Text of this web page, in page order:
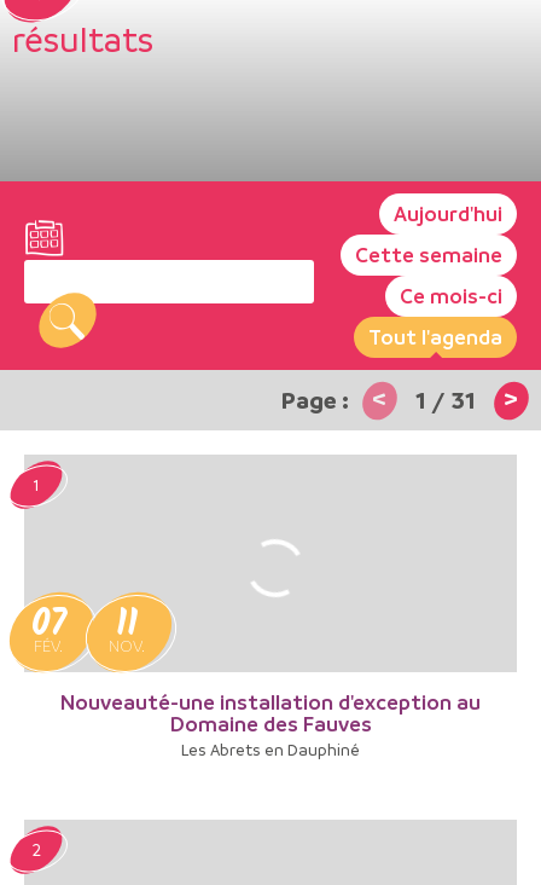
résultats
Aujourd'hui
Cette semaine
Ce mois-ci
Tout l'agenda
< 1 / 31 >
Nouveauté-une installation d'exception au
Domaine des Fauves
Les Abrets en Dauphiné
07
FÉV. 11
NOV.
1
2